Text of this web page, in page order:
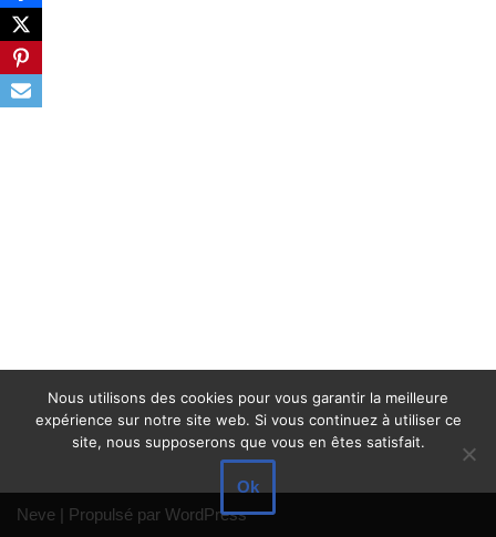
Neve | Propulsé par WordPress
Nous utilisons des cookies pour vous garantir la meilleure
expérience sur notre site web. Si vous continuez à utiliser ce
site, nous supposerons que vous en êtes satisfait.
Ok